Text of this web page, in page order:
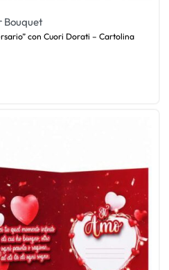
Bouquet
con Cuori Dorati – Cartolina